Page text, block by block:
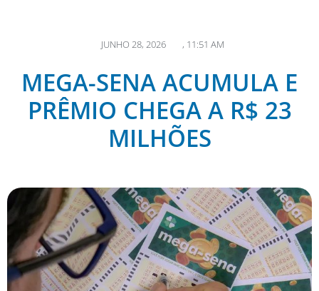
JUNHO 28, 2026 , 11:51 AM
MEGA-SENA ACUMULA E
PRÊMIO CHEGA A R$ 23
MILHÕES